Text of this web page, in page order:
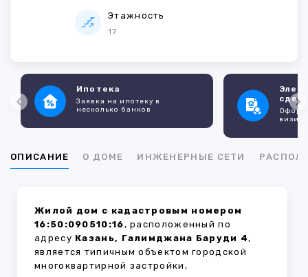
Этажность
17
Ипотека
Заявка на ипотеку в
несколько банков
ОПИСАНИЕ О ДОМЕ ИНЖЕНЕРНЫЕ СЕТИ
Жилой дом с кадастровым номером
16:50:090510:16, расположенный по
адресу Казань, Галимджана Баруди 4,
является типичным объектом городской
многоквартирной застройки,